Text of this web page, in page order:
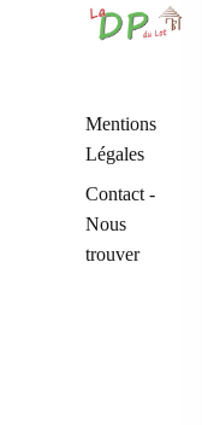
Mentions
Légales
Contact -
Nous
trouver